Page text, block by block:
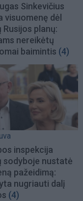
Sinkevičius
visuomenę dėl
Rusijos planų:
nereikėtų
baimintis (4)
inspekcija
sodyboje nustatė
pažeidimą:
nugriauti dalį
(4)